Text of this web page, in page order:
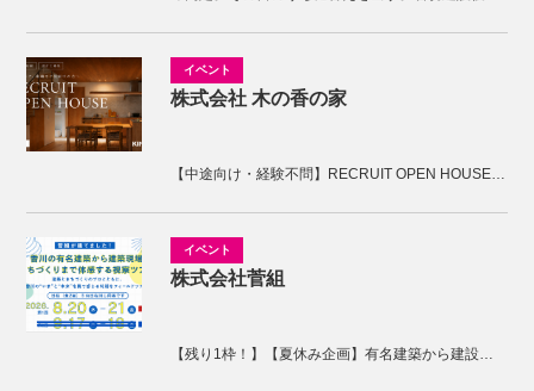
株式会社 木の香の家
【中途向け・経験不問】RECRUIT OPEN HOUSE開催！木の香の家の家づくりを体感しませんか。
株式会社菅組
【残り1枠！】【夏休み企画】有名建築から建設現場、まちづくりまで体感する2days視察ツアー